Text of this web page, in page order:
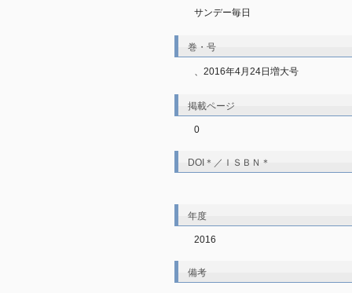
サンデー毎日
巻・号
、2016年4月24日増大号
掲載ページ
0
DOI＊／ＩＳＢＮ＊
年度
2016
備考